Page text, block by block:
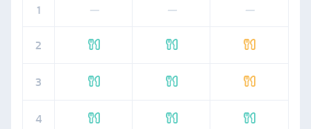
1
— —
—
2
3
4